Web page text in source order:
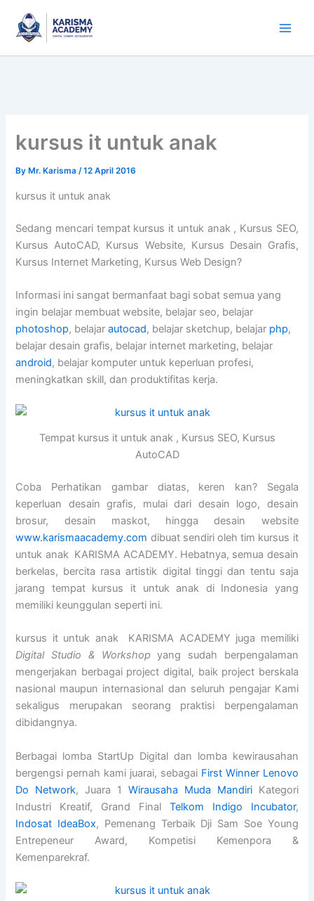
content
kursus it untuk anak
By Mr. Karisma/12 April 2016
kursus it untuk anak
Sedang mencari tempat kursus it untuk anak , Kursus SEO,
Kursus AutoCAD, Kursus Website, Kursus Desain Grafis,
Kursus Internet Marketing, Kursus Web Design?
Informasi ini sangat bermanfaat bagi sobat semua yang
ingin belajar membuat website, belajar seo, belajar
photoshop, belajarautocad, belajar sketchup, belajar php,
belajar desain grafis, belajar internet marketing, belajar
android, belajar komputer untuk keperluan profesi,
meningkatkan skill, dan produktifitas kerja.
Tempat kursus it untuk anak , Kursus SEO, Kursus
AutoCAD
Coba Perhatikan gambar diatas, keren kan? Segala
keperluan desain grafis, mulai dari desain logo, desain
brosur, desain maskot, hingga desain website
www.karismaacademy.com dibuat sendiri oleh tim kursus it
untuk anak KARISMA ACADEMY. Hebatnya, semua desain
berkelas, bercita rasa artistik digital tinggi dan tentu saja
jarang tempat kursus it untuk anak di Indonesia yang
memiliki keunggulan seperti ini.
kursus it untuk anak KARISMA ACADEMY juga memiliki
Digital Studio & Workshop yang sudah berpengalaman
mengerjakan berbagai project digital, baik project berskala
nasional maupun internasional dan seluruh pengajar Kami
sekaligus merupakan seorang praktisi berpengalaman
dibidangnya.
Berbagai lomba StartUp Digital dan lomba kewirausahan
bergengsi pernah kami juarai, sebagai First Winner Lenovo
Do Network, Juara 1 Wirausaha Muda MandiriKategori
Industri Kreatif, Grand Final Telkom Indigo Incubator,
Indosat IdeaBox, Pemenang Terbaik Dji Sam Soe Young
Entrepeneur Award, Kompetisi Kemenpora &
Kemenparekraf.